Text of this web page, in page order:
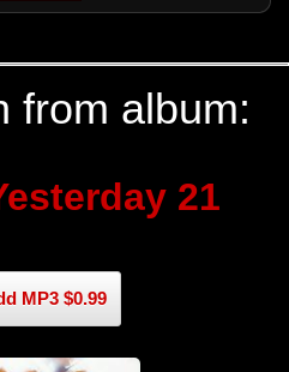
from album:
21
MP3 $0.99